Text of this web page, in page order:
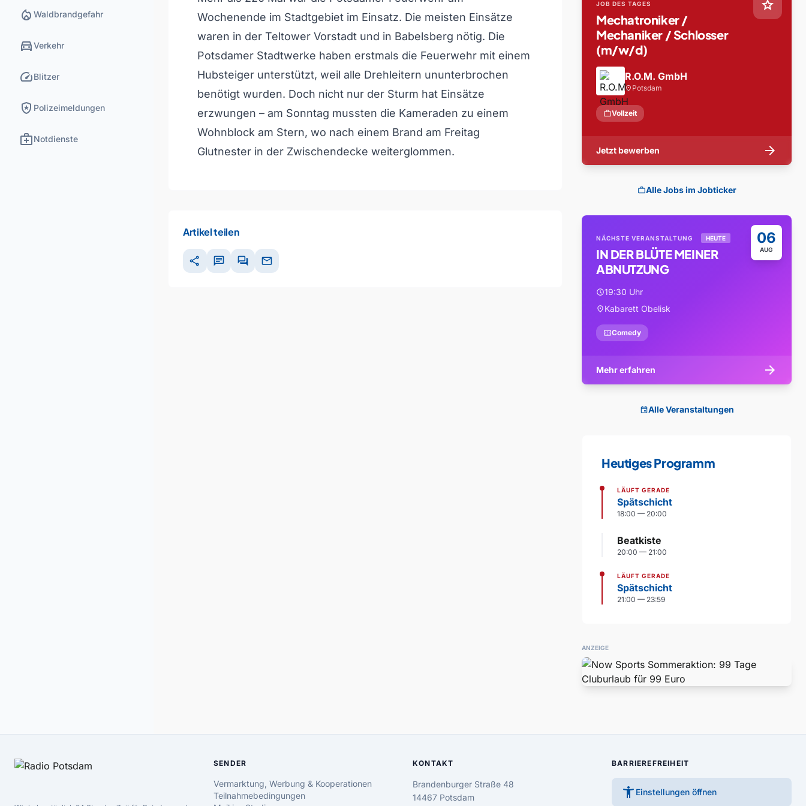
local_fire_department Waldbrandgefahr
directions_carVerkehr
speedBlitzer
local_police Polizeimeldungen
medical_servicesNotdienste
Wochenende im Stadtgebiet im Einsatz. Die meisten Einsätze
waren in der Teltower Vorstadt und in Babelsberg nötig. Die
Potsdamer Stadtwerke haben erstmals die Feuerwehr mit einem
Hubsteiger unterstützt, weil alle Drehleitern ununterbrochen
benötigt wurden. Doch nicht nur der Sturm hat Einsätze
erzwungen – am Sonntag mussten die Kameraden zu einem
Wohnblock am Stern, wo nach einem Brand am Freitag
Glutnester in der Zwischendecke weiterglommen.
Artikel teilen
share chat forum mail
star
JOB DES TAGES
Mechatroniker /
Mechaniker / Schlosser
(m/w/d)
R.O.M. GmbH
location_on Potsdam
workVollzeit
Jetzt bewerben arrow_forward
workAlle Jobs im Jobticker
06
AUG
NÄCHSTE VERANSTALTUNG HEUTE
IN DER BLÜTE MEINER
ABNUTZUNG
schedule19:30 Uhr
location_onKabarett Obelisk
confirmation_numberComedy
Mehr erfahren arrow_forward
eventAlle Veranstaltungen
Heutiges Programm
LÄUFT GERADE
Spätschicht
18:00 — 20:00
Beatkiste
20:00 — 21:00
LÄUFT GERADE
Spätschicht
21:00 — 23:59
ANZEIGE
SENDER
Vermarktung, Werbung & Kooperationen
Teilnahmebedingungen
KONTAKT
Brandenburger Straße 48
14467 Potsdam
BARRIEREFREIHEIT
accessibility_new Einstellungen öffnen